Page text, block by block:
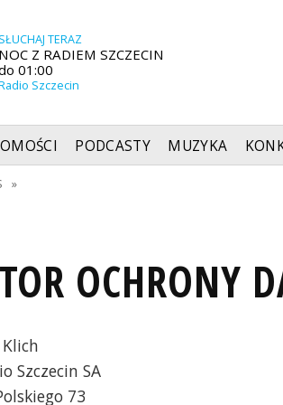
SŁUCHAJ TERAZ
NOC Z RADIEM SZCZECIN
01:00
Szczecin
PODCASTY MUZYKA
»
OCHRONY
Szczecin SA
73